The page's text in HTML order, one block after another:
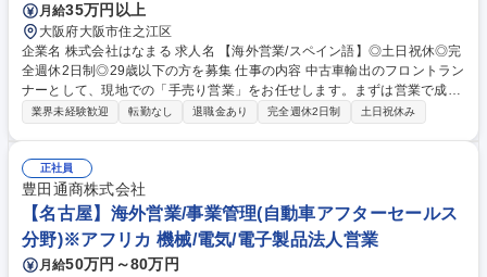
月給35万円以上
大阪府大阪市住之江区
企業名 株式会社はなまる 求人名 【海外営業/スペイン語】◎土日祝休◎完
全週休2日制◎29歳以下の方を募集 仕事の内容 中古車輸出のフロントラン
ナーとして、現地での「手売り営業」をお任せします。まずは営業で成果
を出していただき、ゆくゆくはチームを統括し、販売戦略の企画・考案に
アプローチ、関係構築、販売を行います。 【将来的にお任せする業務】 ■
販売戦略： 自社ECサイトの改修に合わせ、Webとリアルを融合させた販
売促進を企画・実行します。 募集職種 【海外営業/スペイン語】◎土日祝
休◎完全週休2日制◎29歳以下の方を募集
業界未経験歓迎 転勤なし 退職金あり 完全週休2日制 土日祝休み
正社員
豊田通商株式会社
【名古屋】海外営業/事業管理(自動車アフターセールス
分野)※アフリカ 機械/電気/電子製品法人営業
月給50万円～80万円